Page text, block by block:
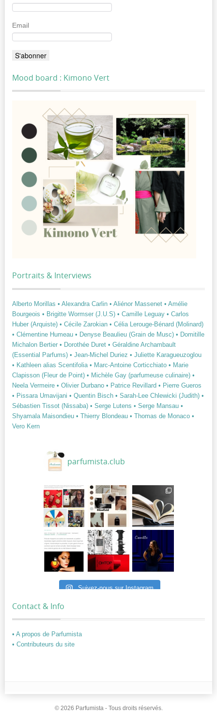
Email
Mood board : Kimono Vert
Portraits & Interviews
Alberto Morillas • Alexandra Carlin • Aliénor Massenet • Amélie
Bourgeois • Brigitte Wormser (J.U.S) • Camille Leguay • Carlos
Huber (Arquiste) • Cécile Zarokian • Célia Lerouge-Bénard (Molinard)
• Clémentine Humeau • Denyse Beaulieu (Grain de Musc) • Domitille
Michalon Bertier • Dorothée Duret • Géraldine Archambault
(Essential Parfums) • Jean-Michel Duriez • Juliette Karagueuzoglou
• Kathleen alias Scentifolia • Marc-Antoine Corticchiato • Marie
Clapisson (Fleur de Point) • Michèle Gay (parfumeuse culinaire) •
Neela Vermeire • Olivier Durbano • Patrice Revillard • Pierre Gueros
• Pissara Umavijani • Quentin Bisch • Sarah-Lee Chlewicki (Judith) •
Sébastien Tissot (Nissaba) • Serge Lutens • Serge Mansau •
Shyamala Maisondieu • Thierry Blondeau • Thomas de Monaco •
Vero Kern
parfumista.club
Suivez-nous sur Instagram
Contact & Info
• A propos de Parfumista
• Contributeurs du site
© 2026 Parfumista - Tous droits réservés.